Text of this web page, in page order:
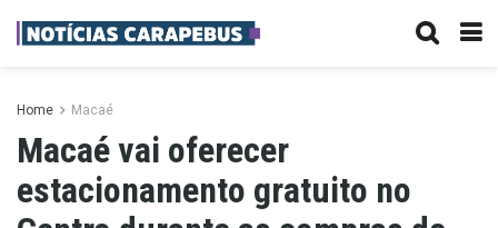
Home Macaé
Macaé vai oferecer
estacionamento gratuito no